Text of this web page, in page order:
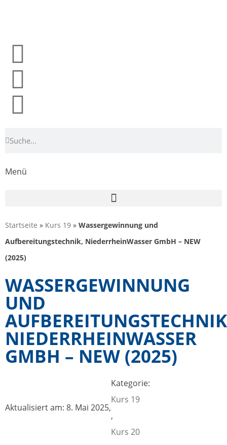
Menü
Startseite » Kurs 19 » Wassergewinnung und
Aufbereitungstechnik, NiederrheinWasser GmbH – NEW
(2025)
WASSERGEWINNUNG
UND
NIEDERRHEINWASSER
GMBH – NEW (2025)
Aktualisiert am: 8. Mai 2025,
Kategorie:
Kurs 19
,
Kurs 20